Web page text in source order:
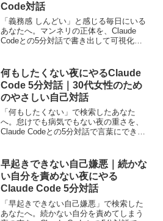
Code対話
「義務感 しんどい」と感じる毎日にいる
あなたへ。マンネリの正体を、Claude
Codeとの5分対話で書き出して可視化で
何もしたくない夜にやるClaude
Code 5分対話｜30代女性のため
のやさしい自己対話
「何もしたくない」で検索したあなた
へ。怠けでも病気でもない夜の重さを、
Claude Codeとの5分対話で言葉にできま
早起きできない自己嫌悪｜続かな
い自分を責めない夜にやる
Claude Code 5分対話
「早起きできない自己嫌悪」で検索した
あなたへ。続かない自分を責めてしまう